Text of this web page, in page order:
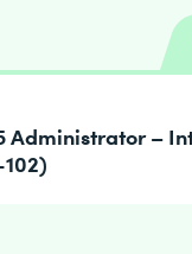
Administrator –